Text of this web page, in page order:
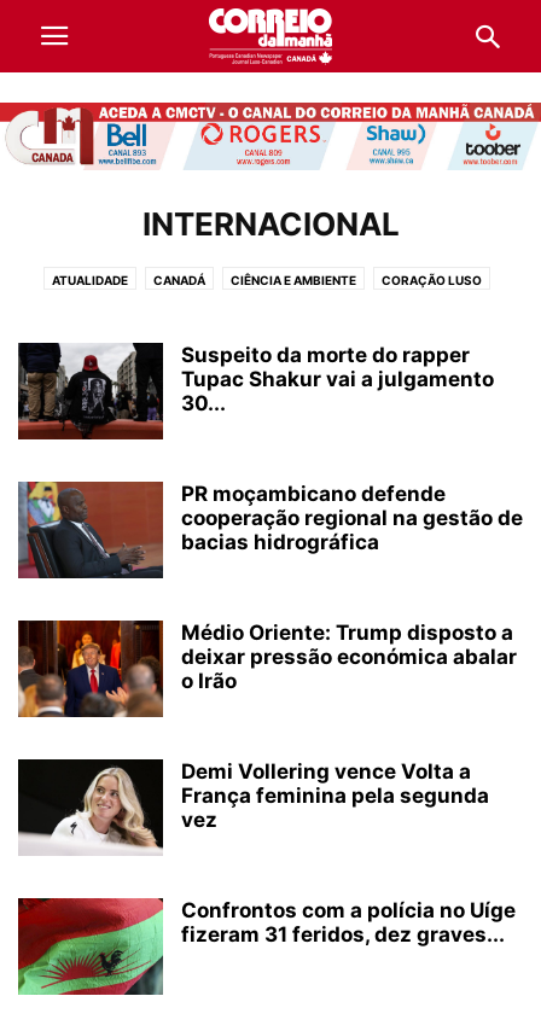
INTERNACIONAL
ATUALIDADE CANADÁ CIÊNCIA E AMBIENTE CORAÇÃO LUSO
ECONOMIA EDUCAÇÃO E TRABALHO
OPINIÃO POLÍTICA PORTUGAL SOCIEDADE VIDA E LIFESTYLE
Suspeito da morte do rapper
Tupac Shakur vai a julgamento
30...
PR moçambicano defende
cooperação regional na gestão de
bacias hidrográfica
Médio Oriente: Trump disposto a
deixar pressão económica abalar
o Irão
Demi Vollering vence Volta a
França feminina pela segunda
vez
Confrontos com a polícia no Uíge
fizeram 31 feridos, dez graves...